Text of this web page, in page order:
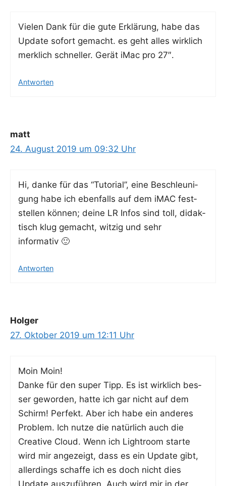
Vie­len Dank für die gute Erklä­rung, habe das
Update sofort gemacht. es geht alles wirk­lich
merk­lich schnel­ler. Gerät iMac pro 27″.
Antworten
matt
24. August 2019 um 09:32 Uhr
Hi, dan­ke für das “Tuto­ri­al”, eine Beschleu­ni­
gung habe ich eben­falls auf dem iMAC fest­
stel­len kön­nen; dei­ne LR Infos sind toll, didak­
tisch klug gemacht, wit­zig und sehr
informativ 🙂
Antworten
Holger
27. Oktober 2019 um 12:11 Uhr
Moin Moin!
Dan­ke für den super Tipp. Es ist wirk­lich bes­
ser gewor­den, hat­te ich gar nicht auf dem
Schirm! Per­fekt. Aber ich habe ein ande­res
Pro­blem. Ich nut­ze die natür­lich auch die
Crea­ti­ve Cloud. Wenn ich Ligh­t­room star­te
wird mir ange­zeigt, dass es ein Update gibt,
aller­dings schaf­fe ich es doch nicht dies
Update aus­zu­füh­ren. Auch wird mir in der